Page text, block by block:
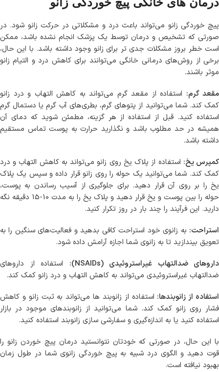
پیچ خوردگی زانو می‌تواند باعث درد و مشکلاتی در حرکت زانو شود. در
صورتی که تشخیص و درمان توسط یک پزشک انجام نشده باشد، ممکن
است خطر بروز مشکلات جدی تر برای زانو وجود داشته باشد. با این حال،
برخی از روش‌های درمانی خانگی می‌توانند برای کاهش درد و التیام زانو
موثر باشند.
مقعد گرم: استفاده از مقعد گرم می‌تواند به کاهش التهاب و درد زانو
کمک کند. شما می‌توانید از پتوهای گرم، بطری‌های آب گرم یا دستمال گرم
استفاده کنید. قبل از استفاده از هر گزینه، مطمئن شوید که دمای آن
همیشه در حد مطلوب باشد و نگذارید حرارت به پوست تماس مستقیم
داشته باشد.
کمپرس یخ: استفاده از پلاک یخ روی زانو می‌تواند به کاهش التهاب و درد
کمک کند. شما می‌توانید یک حوله را روی زانو قرار داده و سپس یک پلاک
یخ را بر روی آن قرار دهید. برای جلوگیری از آسیب رساندن به پوست،
حوله را بین پوست و یخ قرار دهید و پلاک یخ را به مدت 10-15 دقیقه نگه
دارید. این فرآیند را چند بار در روز تکرار کنید.
استراحت: به زانوی خود استراحت کافی بدهید و فعالیت‌های سنگین را به
تعویق بیندازید تا به زانوی شما اجازه آرامش داده شود.
داروهای ضدالتهاب غیراستروئیدی (NSAIDs):
استفاده از داروهای
ضدالتهاب غیراستروئیدی می‌تواند به کاهش التهاب و درد زانو کمک کند.
استفاده از زانوبندها: استفاده از زانوبند ها می‌تواند به ثبت زانو و کاهش
فشار روی زانو کمک کند. شما می‌توانید از زانوبندهای موجود در بازار
استفاده کنید یا به اندازه‌گیری و سفارشی سازی زانوبند استفاده کنید.
با این حال، در صورتی که خودتان نتوانستید درمان پیچ خوردن زانو را
قوت دهید و الگوی درد شبیه به پیچ خوردگی زانوی شما در طول زمان
بهبود نیافته است.